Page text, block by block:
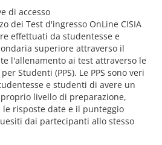
di accesso
dei Test d'ingresso OnLine CISIA
effettuati da studentesse e
superiore attraverso il
l'allenamento ai test attraverso le
Studenti (PPS). Le PPS sono veri
e studenti di avere un
livello di preparazione,
risposte date e il punteggio
dai partecipanti allo stesso